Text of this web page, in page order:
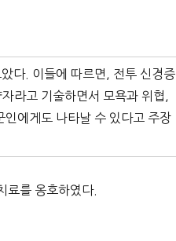
다. 이들에 따르면, 전투 신경증
라고 기술하면서 모욕과 위협,
에게도 나타날 수 있다고 주장
료를 옹호하였다.